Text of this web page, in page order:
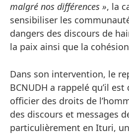
malgré nos différences », la
sensibiliser les
dangers des discours de
la paix ainsi que la
Dans son intervention, le
BCNUDH a rappelé qu’il
officier des droits de
des discours et messages
particulièrement en Ituri,